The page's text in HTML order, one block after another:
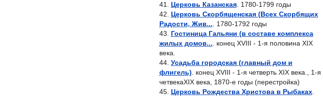
Церковь Казанская. 1780-1799 годы
Церковь Скорбященская (Всех Скорбящих
Радости, Жив... . 1780-1792 годы
Гостиница Гальяни (в составе комплекса
жилых домов... . конец XVIII - 1-я половина XIX
века.
Усадьба городская (главный дом и
флигель) . конец XVIII - 1-я четверть XIX века., 1-я
чeтвекаXIX века, 1870-е годы (перестройка)
Церковь Рождества Христова в Рыбаках.